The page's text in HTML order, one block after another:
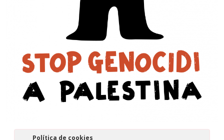
Política de cookies